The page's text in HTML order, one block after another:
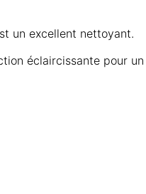
un excellent nettoyant.
éclaircissante pour